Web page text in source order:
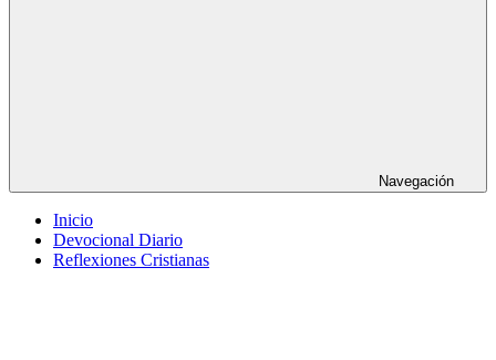
Navegación
Inicio
Devocional Diario
Reflexiones Cristianas